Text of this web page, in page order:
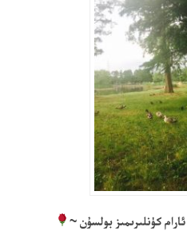
كۈنلىرىمىز بولسۇن ~